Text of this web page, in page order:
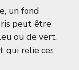
un fond
peut être
ou de vert.
qui relie ces